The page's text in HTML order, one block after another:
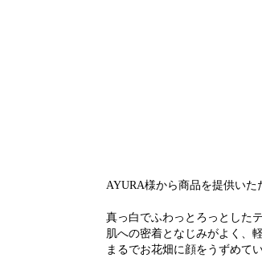
AYURA様から商品を提供いた
真っ白でふわっとろっとした
肌への密着となじみがよく、
まるでお花畑に顔をうずめて